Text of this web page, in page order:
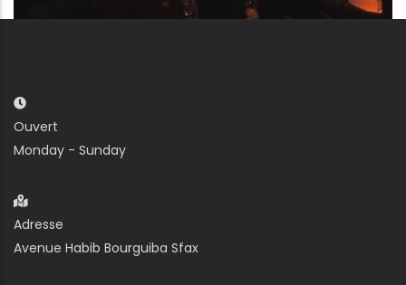
Ouvert
Monday - Sunday
Adresse
Avenue Habib Bourguiba Sfax